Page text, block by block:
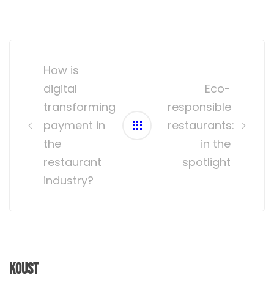
navigation
How is
digital
transforming
payment in
the
restaurant
industry?
Eco-
responsible
restaurants:
in the
spotlight
Koust